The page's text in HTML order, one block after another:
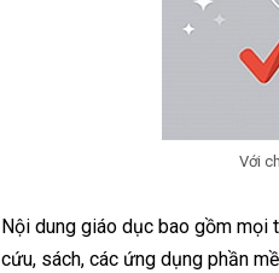
Với
Nội dung giáo dục bao gồm mọi
cứu, sách, các ứng dụng phần